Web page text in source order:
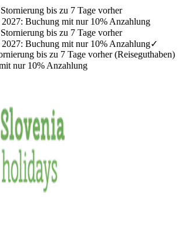
bis zu 7 Tage vorher
Buchung mit nur 10% Anzahlung
bis zu 7 Tage vorher
Buchung mit nur 10% Anzahlung✓
bis zu 7 Tage vorher (Reiseguthaben)
nur 10% Anzahlung